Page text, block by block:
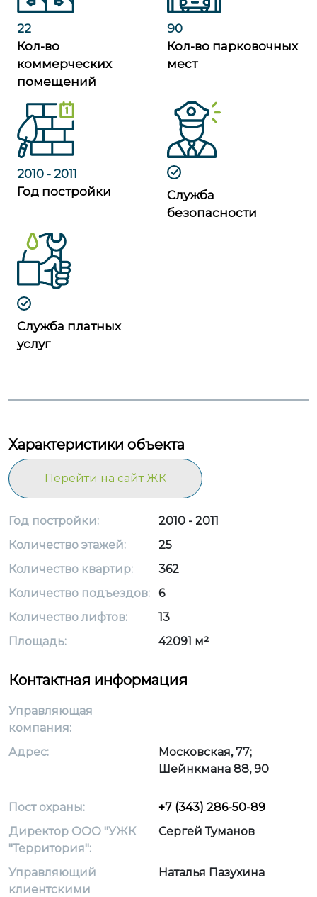
22
Кол-во
коммерческих
помещений
90
Кол-во парковочных
мест
2010 - 2011
Год постройки
Служба
безопасности
Служба платных
услуг
Характеристики объекта
Перейти на сайт ЖК
Год постройки:
2010 - 2011
Количество этажей:
25
Количество квартир:
362
Количество подъездов:
6
Количество лифтов:
13
Площадь:
42091 м²
Контактная информация
Управляющая
компания:
Адрес:
Московская, 77;
Шейнкмана 88, 90
Пост охраны:
+7 (343) 286-50-89
Директор ООО "УЖК
"Территория":
Сергей Туманов
Управляющий
клиентскими
Наталья Пазухина